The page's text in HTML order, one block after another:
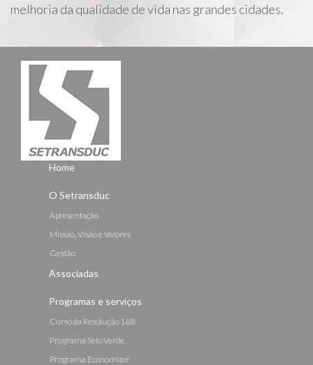
melhoria da qualidade de vida nas grandes cidades.
Home
O Setransduc
Apresentação
Missão, Visão e Valores
Gestão
Associadas
Programas e serviços
Curso da Resolução 168
Programa Selo Verde
Programa Economizar